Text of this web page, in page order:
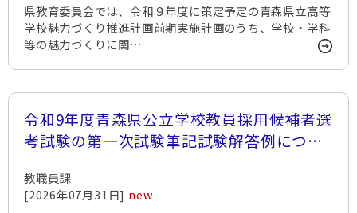
県教育委員会では、令和９年度に策定予定の青森県立高等
学校魅力づくり推進計画前期実施計画のうち、学校・学科
等の魅力づくりに関…
令和9年度青森県公立学校教員採用候補者選
考試験の第一次試験筆記試験解答例につい
て
教職員課
[2026年07月31日] new